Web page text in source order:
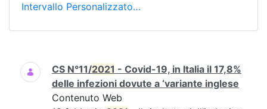
Intervallo Personalizzato…
Ricerca
CS N°11/2021 - Covid-19, in Italia il 17,8%
delle infezioni dovute a ‘variante inglese
Contenuto Web